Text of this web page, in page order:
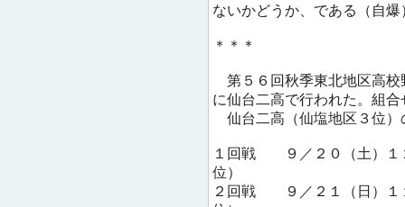
ないかどうか、である（自爆
＊＊＊
第５６回秋季東北地区高校
に仙台二高で行われた。組
仙台二高（仙塩地区３位）
１回戦 ９／２０（土）
位）
２回戦 ９／２１（日）